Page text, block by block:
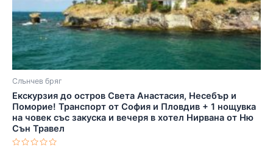
Слънчев бряг
Екскурзия до остров Света Анастасия, Несебър и
Поморие! Транспорт от София и Пловдив + 1 нощувка
на човек със закуска и вечеря в хотел Нирвана от Ню
Сън Травел